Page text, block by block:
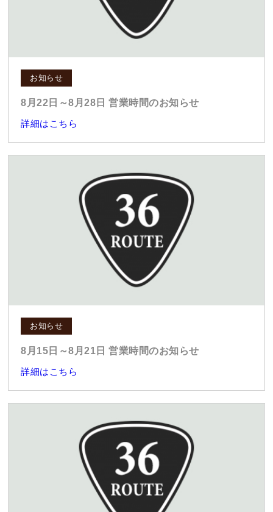
お知らせ
8月22日～8月28日 営業時間のお知らせ
詳細はこちら
お知らせ
8月15日～8月21日 営業時間のお知らせ
詳細はこちら